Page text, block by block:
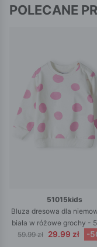
POLECANE
51015kids
Bluza dresowa dla
biała w różowe grochy -
59.99 zł 29.99 zł -